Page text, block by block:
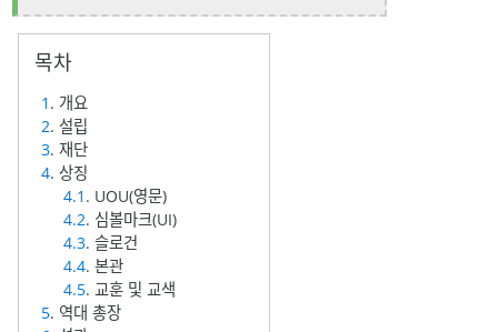
1 . 개요
2. 설립
3. 재단
4. 상징
4.1 . UOU(영문)
4.2. 심볼마크(UI)
4.3. 슬로건
4.4. 본관
4.5. 교훈 및 교색
5. 역대 총장